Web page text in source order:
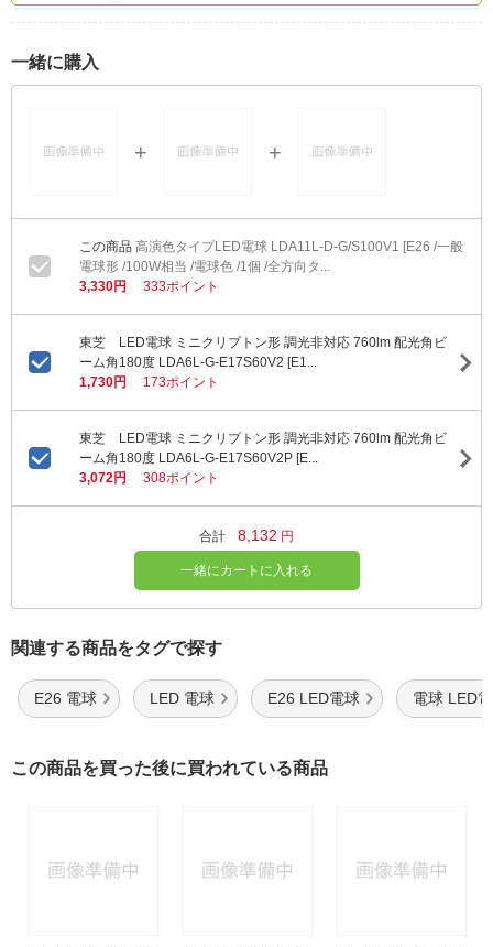
一緒に購入
高演色タイプLED電球 LDA11L-D-G/S100V1 [E26 /一般
電球形 /100W相当 /電球色 /1個 /全方向タ...
3,330円
333ポイント
東芝 LED電球 ミニクリプトン形 調光非対応 760lm 配光角ビ
ーム角180度 LDA6L-G-E17S60V2 [E1...
1,730円
173ポイント
東芝 LED電球 ミニクリプトン形 調光非対応 760lm 配光角ビ
ーム角180度 LDA6L-G-E17S60V2P [E...
3,072円
308ポイント
合計 8,132 円
一緒にカートに入れる
関連する商品をタグで探す
E26 電球 LED 電球 E26 LED電球 電球 LED
この商品を買った後に買われている商品